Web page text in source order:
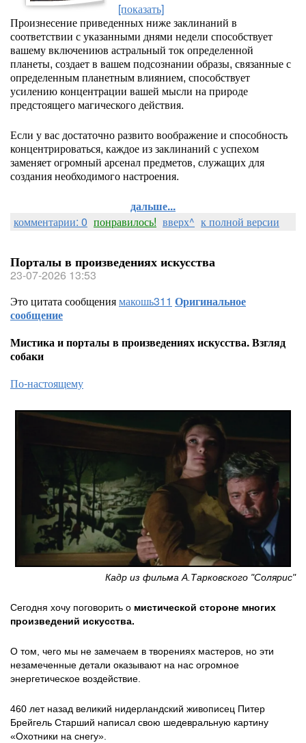
[показать]
Произнесение приведенных ниже заклинаний в
соответствии с указанными днями недели способствует
вашему включениюв астральный ток определенной
планеты, создает в вашем подсознании образы, связанные с
определенным планетным влиянием, способствует
усилению концентрации вашей мысли на природе
предстоящего магического действия.
Если у вас достаточно развито воображение и способность
концентрироваться, каждое из заклинаний с успехом
заменяет огромный арсенал предметов, служащих для
создания необходимого настроения.
дальше...
комментарии: 0 понравилось! вверх^ к полной версии
Порталы в произведениях искусства
23-07-2026 13:53
Это цитата сообщениямакошь311 Оригинальное
сообщение
Мистика и порталы в произведениях искусства. Взгляд
собаки
По-настоящему
Кадр из фильма А.Тарковского "Солярис"
Сегодня хочу поговорить о мистической стороне многих
произведений искусства.
О том, чего мы не замечаем в творениях мастеров, но эти
незамеченные детали оказывают на нас огромное
энергетическое воздействие.
460 лет назад великий нидерландский живописец Питер
Брейгель Старший написал свою шедевральную картину
«Охотники на снегу».